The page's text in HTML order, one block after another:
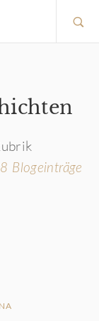
Blogeinträge